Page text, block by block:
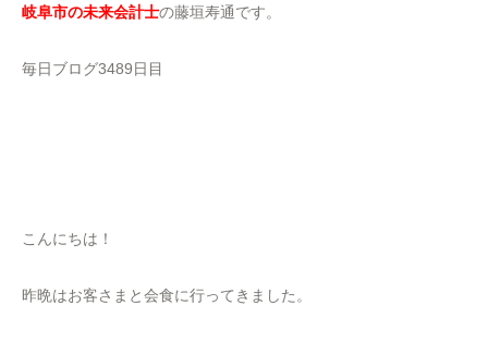
岐阜市の未来会計士の藤垣寿通です。
毎日ブログ3489日目
こんにちは！
昨晩はお客さまと会食に行ってきました。